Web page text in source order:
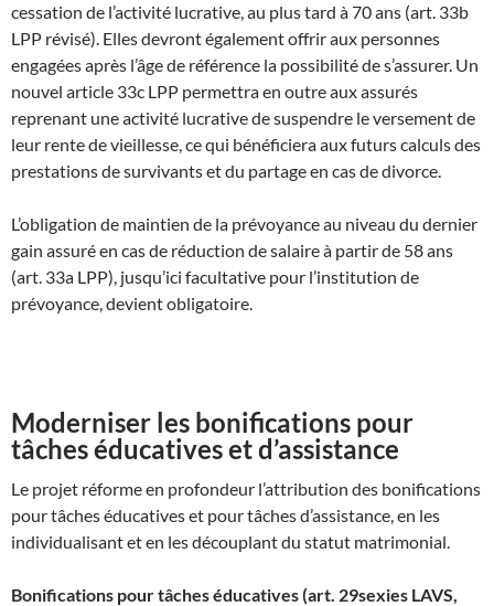
cessation de l’activité lucrative, au plus tard à 70 ans (art. 33b
LPP révisé). Elles devront également offrir aux personnes
engagées après l’âge de référence la possibilité de s’assurer. Un
nouvel article 33c LPP permettra en outre aux assurés
reprenant une activité lucrative de suspendre le versement de
leur rente de vieillesse, ce qui bénéficiera aux futurs calculs des
prestations de survivants et du partage en cas de divorce.
L’obligation de maintien de la prévoyance au niveau du dernier
gain assuré en cas de réduction de salaire à partir de 58 ans
(art. 33a LPP), jusqu’ici facultative pour l’institution de
prévoyance, devient obligatoire.
Moderniser les bonifications pour
tâches éducatives et d’assistance
Le projet réforme en profondeur l’attribution des bonifications
pour tâches éducatives et pour tâches d’assistance, en les
individualisant et en les découplant du statut matrimonial.
Bonifications pour tâches éducatives (art. 29sexies LAVS,